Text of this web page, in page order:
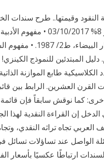
النقود وقيمتها.. طرح سندات
محكّ إيجاد أدوات قادرة على رفع سعر
نهاية ق 4 هـ) توفيق الزيدي،
د/ جابر عصفور، دار التنوير، ط3، 1983م. دليل
طابع الموازنة
العشرين. الرابط بين
كما نوقش سابقاً فإن قائمة
إن القراءة النقدية لهذا
تجاه تراثه النقدي،
الواصل عند تساؤلات تسائل
ارتباطًا عكسيًا بأسعار